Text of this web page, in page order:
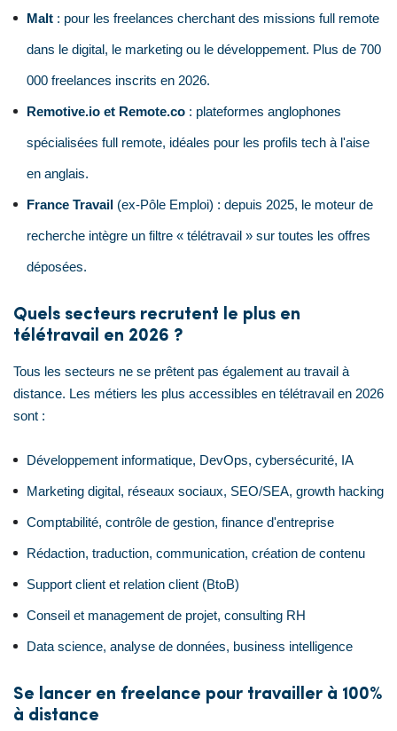
Malt : pour les freelances cherchant des missions full remote
dans le digital, le marketing ou le développement. Plus de 700
000 freelances inscrits en 2026.
Remotive.io et Remote.co : plateformes anglophones
spécialisées full remote, idéales pour les profils tech à l'aise
en anglais.
France Travail (ex-Pôle Emploi) : depuis 2025, le moteur de
recherche intègre un filtre « télétravail » sur toutes les offres
déposées.
Quels secteurs recrutent le plus en
télétravail en 2026 ?
Tous les secteurs ne se prêtent pas également au travail à
distance. Les métiers les plus accessibles en télétravail en 2026
sont :
Développement informatique, DevOps, cybersécurité, IA
Marketing digital, réseaux sociaux, SEO/SEA, growth hacking
Comptabilité, contrôle de gestion, finance d'entreprise
Rédaction, traduction, communication, création de contenu
Support client et relation client (BtoB)
Conseil et management de projet, consulting RH
Data science, analyse de données, business intelligence
Se lancer en freelance pour travailler à 100%
à distance